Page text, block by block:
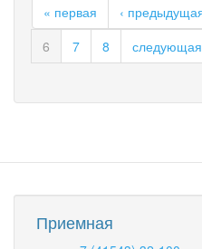
от
16.05.2016
года
« первая ‹
6
7 8 следующая
Приемная